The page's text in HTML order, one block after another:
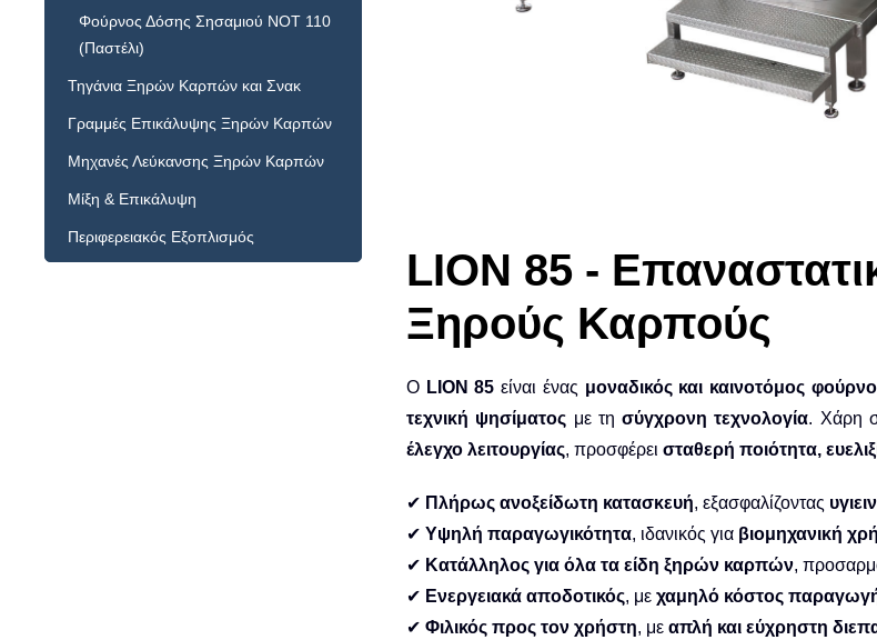
Φούρνος Δόσης Σησαμιού NOT 110
(Παστέλι)
Τηγάνια Ξηρών Καρπών και Σνακ
Γραμμές Επικάλυψης Ξηρών Καρπών
Μηχανές Λεύκανσης Ξηρών Καρπών
Μίξη & Επικάλυψη
Περιφερειακός Εξοπλισμός
LION 85 -
Ξηρούς Καρπούς
Ο LION 85 είναι ένας μοναδικός και καινοτόμος
τεχνική ψησίματος με τησύγχρονη τεχνολογία. Χάρη
έλεγχο λειτουργίας, προσφέρει σταθερή ποιότητα,
✔ Πλήρως ανοξείδωτη κατασκευή, εξασφαλίζοντας
✔ Υψηλή παραγωγικότητα, ιδανικός για βιομηχανική
✔ Κατάλληλος για όλα τα είδη ξηρών καρπών,
✔ Ενεργειακά αποδοτικός, με χαμηλό κόστος
✔ Φιλικός προς τον χρήστη, με απλή και εύχρηστη